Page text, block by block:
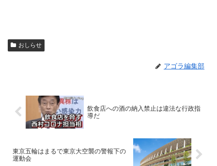
おしらせ
アゴラ編集部
飲食店への酒の納入禁止は違法な行政指
導だ
東京五輪はまるで東京大空襲の警報下の
運動会